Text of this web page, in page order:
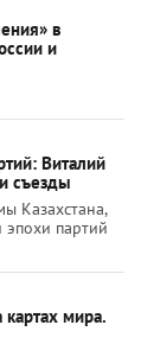
в
и
Виталий
съезды
Казахстана,
партий
мира.